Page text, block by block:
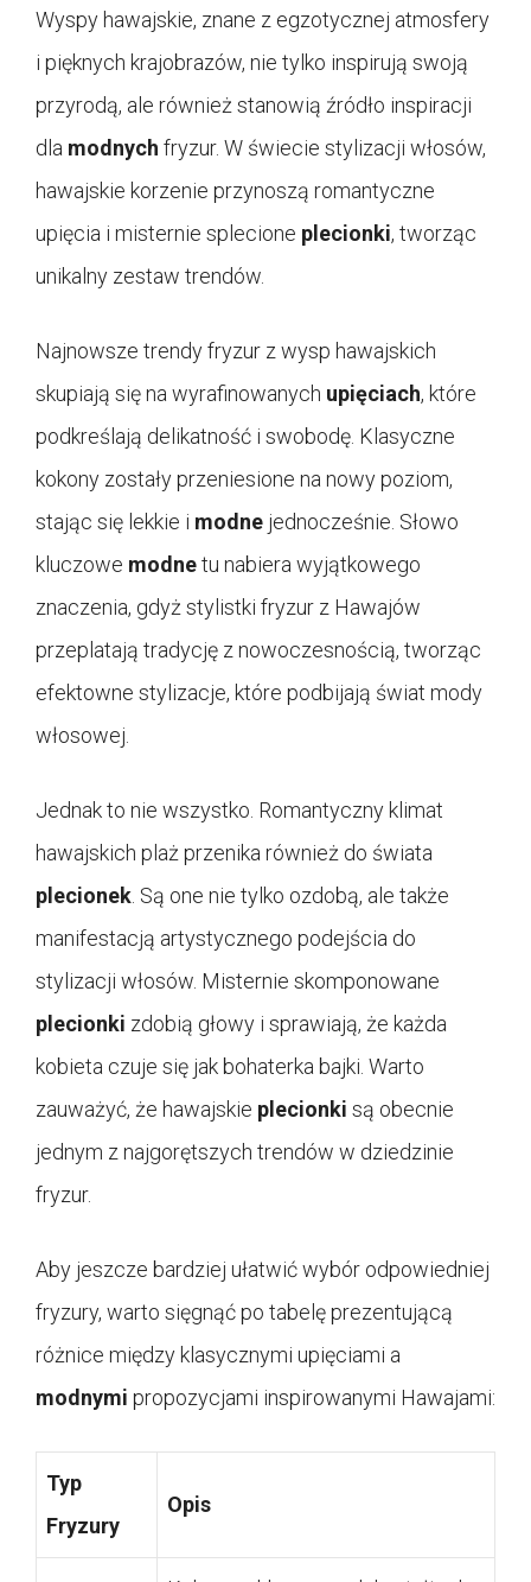
Wyspy hawajskie, znane z egzotycznej atmosfery
i pięknych krajobrazów, nie tylko inspirują swoją
przyrodą, ale również stanowią źródło inspiracji
dla modnych fryzur. W świecie stylizacji włosów,
hawajskie korzenie przynoszą romantyczne
upięcia i misternie splecione plecionki, tworząc
unikalny zestaw trendów.
Najnowsze trendy fryzur z wysp hawajskich
skupiają się na wyrafinowanych upięciach, które
podkreślają delikatność i swobodę. Klasyczne
kokony zostały przeniesione na nowy poziom,
stając się lekkie i modne jednocześnie. Słowo
kluczowe modnetu nabiera wyjątkowego
znaczenia, gdyż stylistki fryzur z Hawajów
przeplatają tradycję z nowoczesnością, tworząc
efektowne stylizacje, które podbijają świat mody
włosowej.
Jednak to nie wszystko. Romantyczny klimat
hawajskich plaż przenika również do świata
plecionek . Są one nie tylko ozdobą, ale także
manifestacją artystycznego podejścia do
stylizacji włosów. Misternie skomponowane
plecionki zdobią głowy i sprawiają, że każda
kobieta czuje się jak bohaterka bajki. Warto
zauważyć, że hawajskie plecionki są obecnie
jednym z najgorętszych trendów w dziedzinie
fryzur.
Aby jeszcze bardziej ułatwić wybór odpowiedniej
fryzury, warto sięgnąć po tabelę prezentującą
różnice między klasycznymi upięciami a
modnymi propozycjami inspirowanymi Hawajami:
Typ
Fryzury
Opis